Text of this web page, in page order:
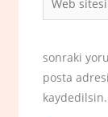
sitesi
sonraki
posta
kaydedilsin.